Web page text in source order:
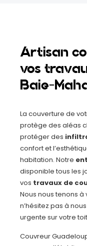
Artisan
vos
Baie-
La couverture de
protège des aléas
protéger des
confort et
habitation. Notre
disponible tous les
vos travaux de
Nous nous tenons
n’hésitez pas à
urgente sur votre
Couvreur